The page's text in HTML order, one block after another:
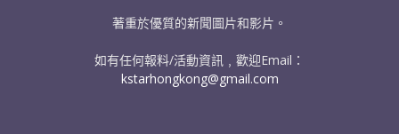
著重於優質的新聞圖片和影片。
如有任何報料/活動資訊﹐歡迎Email：
kstarhongkong@gmail.com